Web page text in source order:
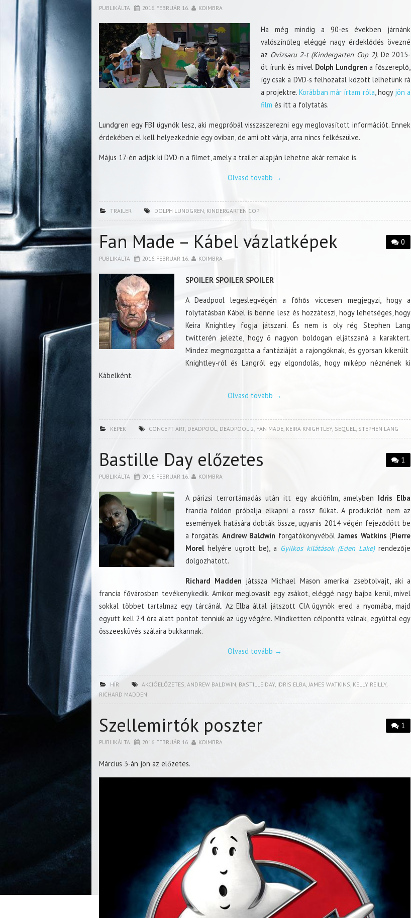
PUBLIKÁLTA 2016. FEBRUÁR 16. KOIMBRA
Ha még mindig a 90-es években járnánk
valószínűleg eléggé nagy érdeklődés övezné
az Ovizsaru 2-t (Kindergarten Cop 2).De 2015-
öt írunk és mivel Dolph Lundgren a főszereplő,
így csak a DVD-s felhozatal között lelhetünk rá
a projektre.Korábban már írtam róla, hogy jön a
film és itt a folytatás.
Lundgren egy FBI ügynök lesz, aki megpróbál visszaszerezni egy meglovasított információt. Ennek
érdekében el kell helyezkednie egy oviban, de ami ott várja, arra nincs felkészülve.
Május 17-én adják ki DVD-n a filmet, amely a trailer alapján lehetne akár remake is.
Olvasd tovább →
TRAILER DOLPH LUNDGREN, KINDERGARTEN COP
0
Fan Made – Kábel vázlatképek
PUBLIKÁLTA 2016. FEBRUÁR 16. KOIMBRA
SPOILER SPOILER SPOILER
A Deadpool legeslegvégén a főhős viccesen megjegyzi, hogy a
folytatásban Kábel is benne lesz és hozzáteszi, hogy lehetséges, hogy
Keira Knightley fogja játszani. És nem is oly rég Stephen Lang
twitterén jelezte, hogy ő nagyon boldogan eljátszaná a karaktert.
Mindez megmozgatta a fantáziáját a rajongóknak, és gyorsan kikerült
Knightley-ról és Langról egy elgondolás, hogy miképp néznének ki
Kábelként.
Olvasd tovább →
KÉPEK CONCEPT ART, DEADPOOL, DEADPOOL 2, FAN MADE, KEIRA KNIGHTLEY, SEQUEL, STEPHEN LANG
1
Bastille Day előzetes
PUBLIKÁLTA 2016. FEBRUÁR 16. KOIMBRA
A párizsi terrortámadás után itt egy akciófilm, amelyben Idris Elba
francia földön próbálja elkapni a rossz fiúkat. A produkciót nem az
események hatására dobták össze, ugyanis 2014 végén fejeződött be
a forgatás. Andrew Baldwin forgatókönyvébőlJames Watkins (Pierre
Morelhelyére ugrott be), a Gyilkos kilátások (Eden Lake)rendezője
dolgozhatott.
Richard Madden játssza Michael Mason amerikai zsebtolvajt, aki a
francia fővárosban tevékenykedik. Amikor meglovasít egy zsákot, eléggé nagy bajba kerül, mivel
sokkal többet tartalmaz egy tárcánál. Az Elba által játszott CIA ügynök ered a nyomába, majd
együtt kell 24 óra alatt pontot tenniük az ügy végére. Mindketten célponttá válnak, egyúttal egy
összeesküvés szálaira bukkannak.
Olvasd tovább →
HÍR AKCIÓELŐZETES, ANDREW BALDWIN, BASTILLE DAY, IDRIS ELBA,JAMES WATKINS, KELLY REILLY,
RICHARD MADDEN
1
Szellemirtók poszter
PUBLIKÁLTA 2016. FEBRUÁR 16. KOIMBRA
Március 3-án jön az előzetes.